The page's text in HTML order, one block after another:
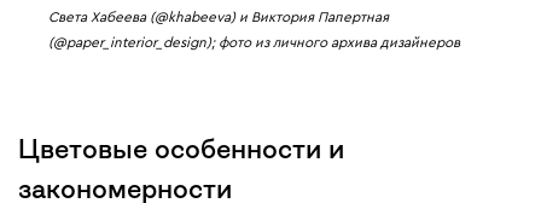
Света Хабеева (@khabeeva) и Виктория Папертная
(@paper_interior_design); фото из личного архива дизайнеров
Цветовые особенности и
закономерности